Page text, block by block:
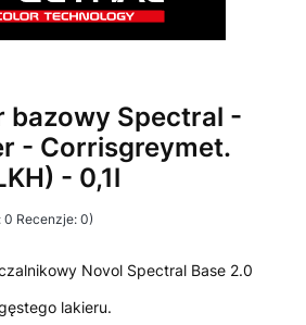
bazowy Spectral -
- Corrisgreymet.
- 0,1l
0 Recenzje: 0)
Novol Spectral Base 2.0
lakieru.